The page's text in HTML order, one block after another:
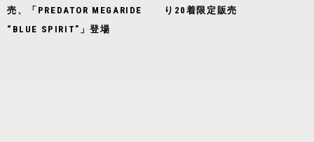
売、「PREDATOR MEGARIDE
“BLUE SPIRIT”」登場
り20着限定販売